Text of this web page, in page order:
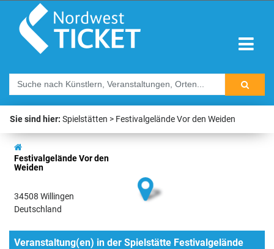
Sie sind hier: Spielstätten Festivalgelände Vor den Weiden
Festivalgelände Vor den
Weiden
34508 Willingen
Deutschland
Veranstaltung(en) in der Spielstätte Festivalgelände